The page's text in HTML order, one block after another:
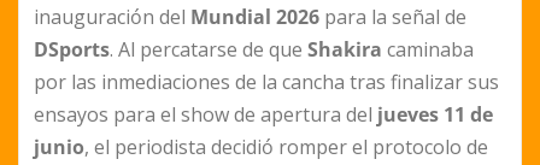
inauguración del Mundial 2026 para la señal de
DSports. Al percatarse de que Shakira caminaba
por las inmediaciones de la cancha tras finalizar sus
ensayos para el show de apertura del jueves 11 de
junio, el periodista decidió romper el protocolo de